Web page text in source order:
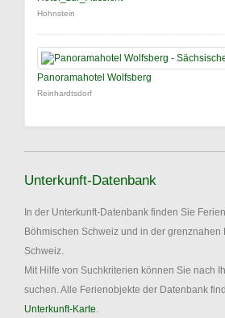
Hohnstein
Panoramahotel Wolfsberg
Reinhardtsdorf
Unterkunft-Datenbank
In der Unterkunft-Datenbank finden Sie
Böhmischen Schweiz und in der grenznahen
Schweiz.
Mit Hilfe von Suchkriterien können Sie nach
suchen. Alle Ferienobjekte der Datenbank
Unterkunft-Karte